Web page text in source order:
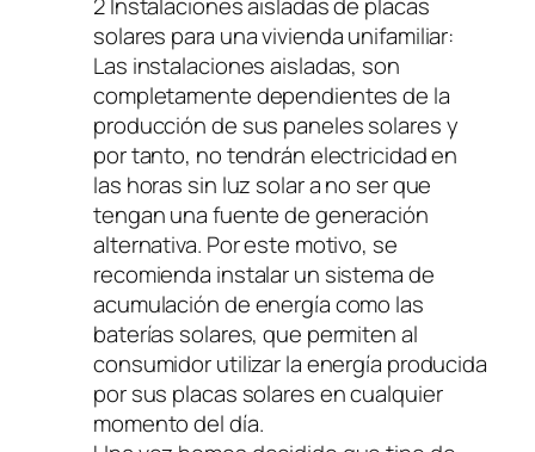
2 Instalaciones aisladas de placas
solares para una vivienda unifamiliar:
Las instalaciones aisladas, son
completamente dependientes de la
producción de sus paneles solares y
por tanto, no tendrán electricidad en
las horas sin luz solar a no ser que
tengan una fuente de generación
alternativa. Por este motivo, se
recomienda instalar un sistema de
acumulación de energía como las
baterías solares, que permiten al
consumidor utilizar la energía producida
por sus placas solares en cualquier
momento del día.